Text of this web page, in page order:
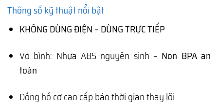
Thông số kỹ thuật nổi bật
KHÔNG DÙNG ĐIỆN – DÙNG TRỰC TIẾP
Vỏ bình: Nhựa ABS nguyên sinh – Non BPA an
toàn
Đồng hồ cơ cao cấp báo thời gian thay lõi